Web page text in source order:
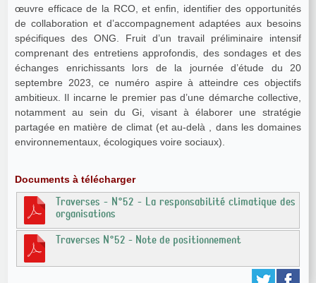
œuvre efficace de la RCO, et enfin, identifier des opportunités
de collaboration et d’accompagnement adaptées aux besoins
spécifiques des ONG. Fruit d’un travail préliminaire intensif
comprenant des entretiens approfondis, des sondages et des
échanges enrichissants lors de la journée d’étude du 20
septembre 2023, ce numéro aspire à atteindre ces objectifs
ambitieux. Il incarne le premier pas d’une démarche collective,
notamment au sein du Gi, visant à élaborer une stratégie
partagée en matière de climat (et au-delà , dans les domaines
environnementaux, écologiques voire sociaux).
Documents à télécharger
Traverses - N°52 - La responsabilité climatique des
organisations
Traverses N°52 - Note de positionnement